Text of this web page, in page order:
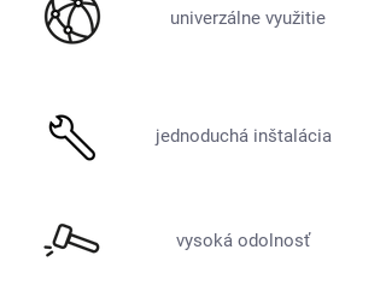
univerzálne využitie
jednoduchá inštalácia
vysoká odolnosť